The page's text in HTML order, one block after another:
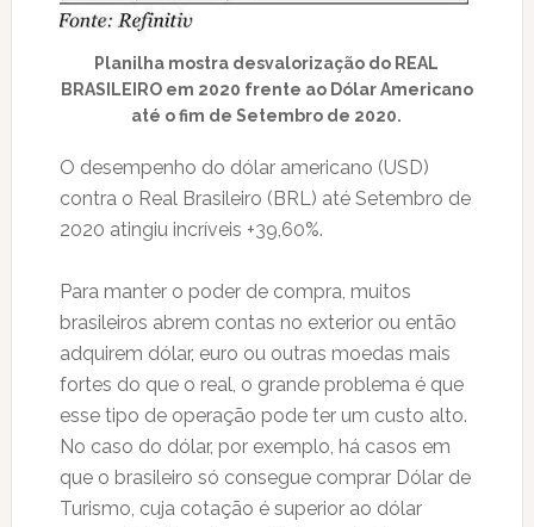
Planilha mostra desvalorização do REAL
BRASILEIRO em 2020 frente ao Dólar Americano
até o fim de Setembro de 2020.
O desempenho do dólar americano (USD)
contra o Real Brasileiro (BRL) até Setembro de
2020 atingiu incríveis +39,60%.
Para manter o poder de compra, muitos
brasileiros abrem contas no exterior ou então
adquirem dólar, euro ou outras moedas mais
fortes do que o real, o grande problema é que
esse tipo de operação pode ter um custo alto.
No caso do dólar, por exemplo, há casos em
que o brasileiro só consegue comprar Dólar de
Turismo, cuja cotação é superior ao dólar